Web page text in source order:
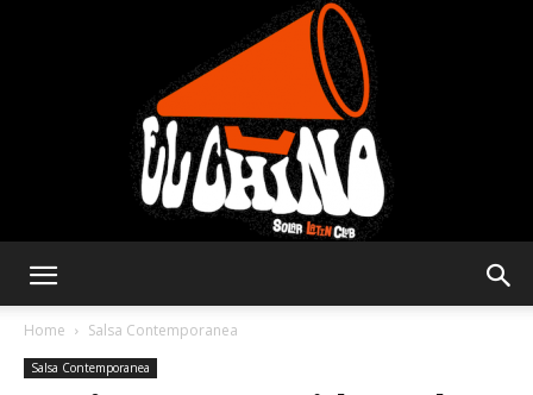
Home Salsa Contemporanea
Salsa Contemporanea